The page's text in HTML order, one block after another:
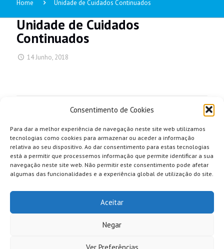
Consentimento de Cookies
Para dar a melhor experiência de navegação neste site web utilizamos
tecnologias como cookies para armazenar ou aceder a informação
relativa ao seu dispositivo. Ao dar consentimento para estas tecnologias
está a permitir que processemos informação que permite identificar a sua
navegação neste site web. Não permitir este consentimento pode afetar
algumas das funcionalidades e a experiência global de utilização do site.
Aceitar
Negar
Ver Preferências
Home Unidade de Cuidados Continuados
Unidade de Cuidados
Continuados
14 Junho, 2018